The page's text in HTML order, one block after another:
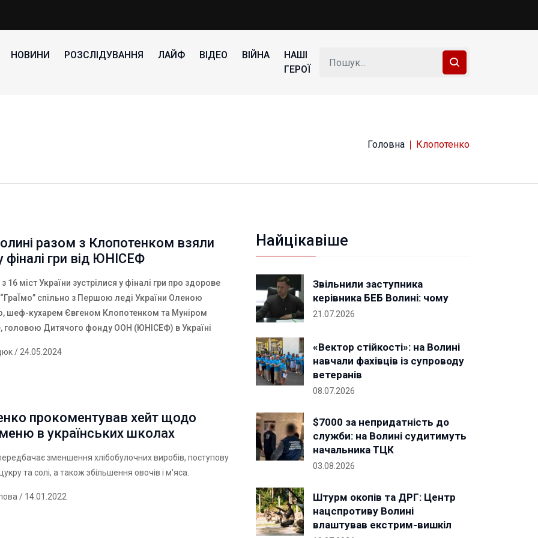
НОВИНИ РОЗСЛІДУВАННЯ ЛАЙФ ВІДЕО ВІЙНА
НАШІ
ГЕРОЇ
Головна Клопотенко
разом з Клопотенком взяли
фіналі гри від ЮНІСЕФ
з 16 міст України зустрілися у фіналі гри про здорове
спільно з Першою леді України Оленою
шеф-кухарем Євгеном Клопотенком та Муніром
Дитячого фонду ООН (ЮНІСЕФ) в Україні
/ 24.05.2024
прокоментував хейт щодо
в українських школах
зменшення хлібобулочних виробів, поступову
та солі, а також збільшення овочів і м'яса.
/ 14.01.2022
Найцікавіше
Звільнили заступника
керівника БЕБ Волині: чому
21.07.2026
«Вектор стійкості»: на Волині
навчали фахівців із супроводу
ветеранів
08.07.2026
$7000 за непридатність до
служби: на Волині судитимуть
начальника ТЦК
03.08.2026
Штурм окопів та ДРГ: Центр
нацспротиву Волині
влаштував екстрим-вишкіл